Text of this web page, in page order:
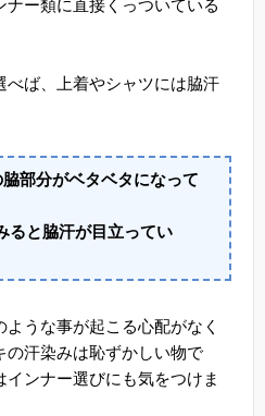
ー類に直接くっついている
べば、上着やシャツには脇汗
脇部分がベタベタになって
ると脇汗が目立ってい
うな事が起こる心配がなく
の汗染みは恥ずかしい物で
ンナー選びにも気をつけま